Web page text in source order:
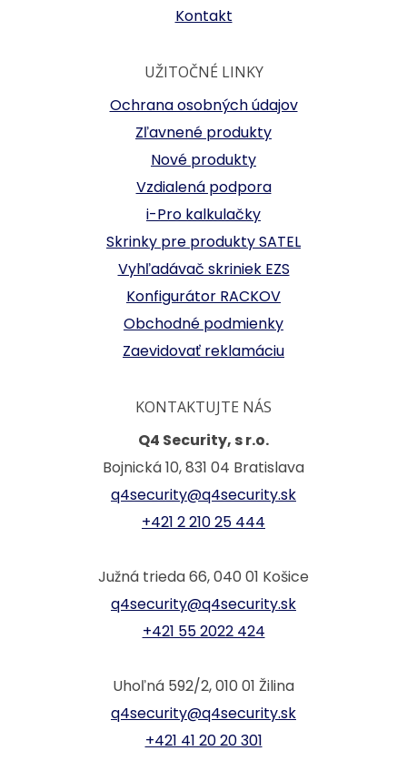
Kontakt
UŽITOČNÉ LINKY
Ochrana osobných údajov
Zľavnené produkty
Nové produkty
Vzdialená podpora
i-Pro kalkulačky
Skrinky pre produkty SATEL
Vyhľadávač skriniek EZS
Konfigurátor RACKOV
Obchodné podmienky
Zaevidovať reklamáciu
KONTAKTUJTE NÁS
Q4 Security, s r.o.
Bojnická 10, 831 04 Bratislava
q4security@q4security.sk
+421 2 210 25 444
Južná trieda 66, 040 01 Košice
q4security@q4security.sk
+421 55 2022 424
Uhoľná 592/2, 010 01 Žilina
q4security@q4security.sk
+421 41 20 20 301